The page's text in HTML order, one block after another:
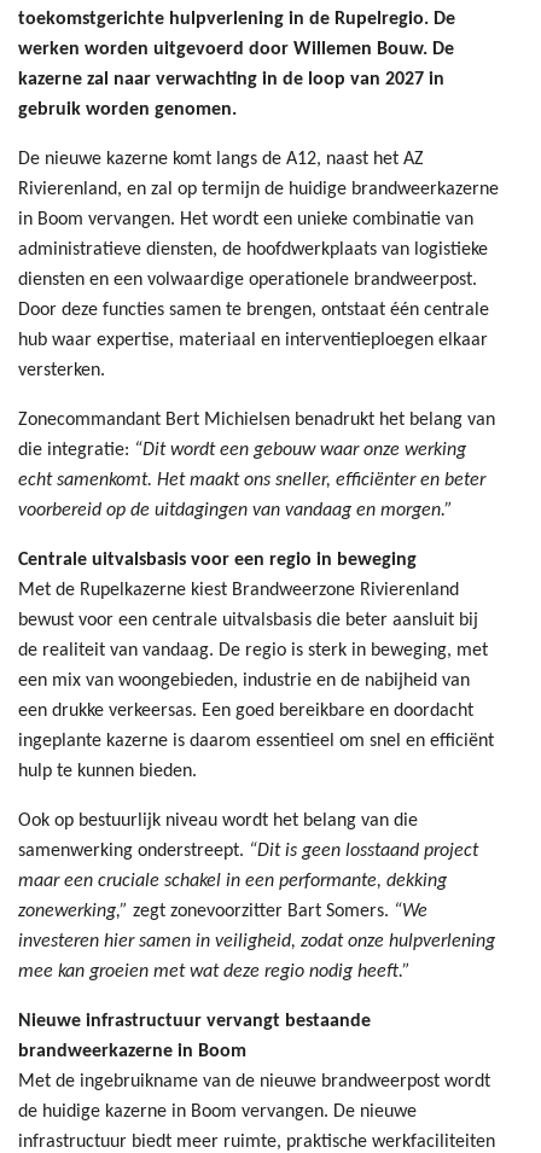
toekomstgerichte hulpverlening in de Rupelregio. De
werken worden uitgevoerd door Willemen Bouw. De
kazerne zal naar verwachting in de loop van 2027 in
gebruik worden genomen.
De nieuwe kazerne komt langs de A12, naast het AZ
Rivierenland, en zal op termijn de huidige brandweerkazerne
in Boom vervangen. Het wordt een unieke combinatie van
administratieve diensten, de hoofdwerkplaats van logistieke
diensten en een volwaardige operationele brandweerpost.
Door deze functies samen te brengen, ontstaat één centrale
hub waar expertise, materiaal en interventieploegen elkaar
versterken.
Zonecommandant Bert Michielsen benadrukt het belang van
die integratie: “Dit wordt een gebouw waar onze werking
echt samenkomt. Het maakt ons sneller, efficiënter en beter
voorbereid op de uitdagingen van vandaag en morgen.”
Centrale uitvalsbasis voor een regio in beweging
Met de Rupelkazerne kiest Brandweerzone Rivierenland
bewust voor een centrale uitvalsbasis die beter aansluit bij
de realiteit van vandaag. De regio is sterk in beweging, met
een mix van woongebieden, industrie en de nabijheid van
een drukke verkeersas. Een goed bereikbare en doordacht
ingeplante kazerne is daarom essentieel om snel en efficiënt
hulp te kunnen bieden.
Ook op bestuurlijk niveau wordt het belang van die
samenwerking onderstreept. “Dit is geen losstaand project
maar een cruciale schakel in een performante, dekking
zonewerking,” zegt zonevoorzitter Bart Somers. “We
investeren hier samen in veiligheid, zodat onze hulpverlening
mee kan groeien met wat deze regio nodig heeft.”
Nieuwe infrastructuur vervangt bestaande
brandweerkazerne in Boom
Met de ingebruikname van de nieuwe brandweerpost wordt
de huidige kazerne in Boom vervangen. De nieuwe
infrastructuur biedt meer ruimte, praktische werkfaciliteiten